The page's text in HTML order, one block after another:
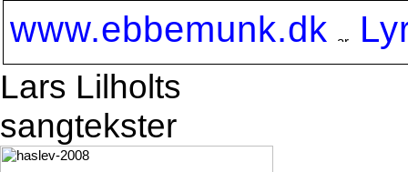
www.ebbemunk.dk
Lars Lilholts
sangtekster